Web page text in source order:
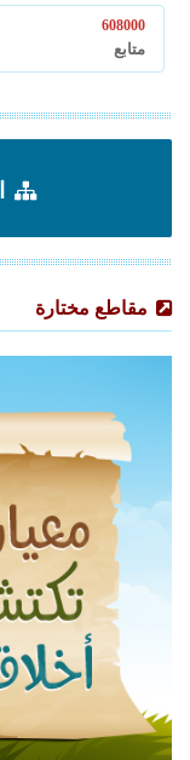
608000
متابع
مقاطع مختارة